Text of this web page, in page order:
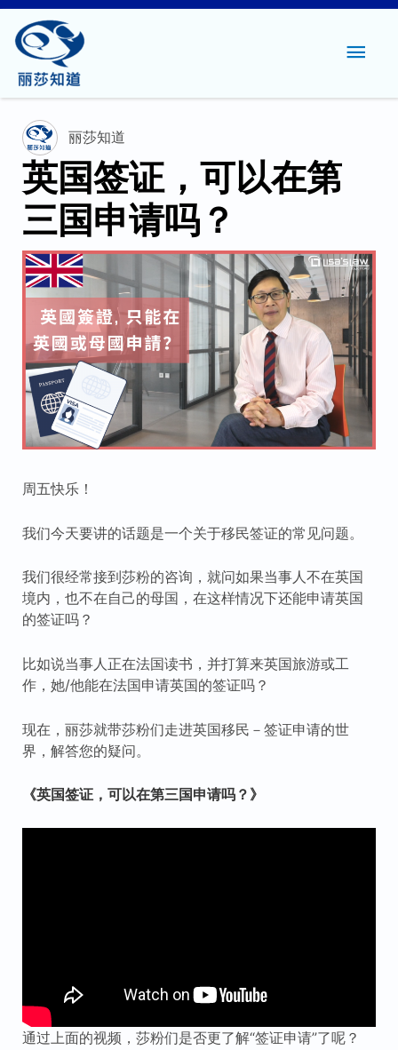
主
菜
丽莎知道
英国签证，可以在第
三国申请吗？
周五快乐！
我们今天要讲的话题是一个关于移民签证的常见问题。
我们很经常接到莎粉的咨询，就问如果当事人不在英国
境内，也不在自己的母国，在这样情况下还能申请英国
的签证吗？
比如说当事人正在法国读书，并打算来英国旅游或工
作，她/他能在法国申请英国的签证吗？
现在，丽莎就带莎粉们走进英国移民－签证申请的世
界，解答您的疑问。
《英国签证，可以在第三国申请吗？》
通过上面的视频，莎粉们是否更了解“签证申请”了呢？